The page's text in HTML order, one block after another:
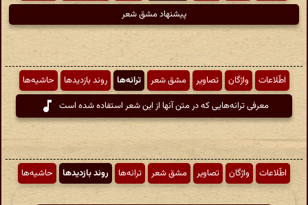
پیشنهاد مشق شعر
اطّلاعات واژگان تصاویر مشق شعر ترانه‌ها روند بازدیدها
حاشیه‌ها
معرفی ترانه‌هایی که در متن آنها از این شعر استفاده شده است
اطّلاعات واژگان تصاویر مشق شعر ترانه‌ها روند بازدیدها حاشیه‌ها